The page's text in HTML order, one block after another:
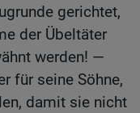
gerichtet,
der Übeltäter
werden! —
für seine Söhne,
damit sie nicht